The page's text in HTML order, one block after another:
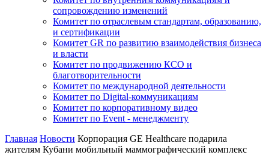
сопровождению изменений
Комитет по отраслевым стандартам, образованию,
и сертификации
Комитет GR по развитию взаимодействия бизнеса
и власти
Комитет по продвижению КСО и
благотворительности
Комитет по международной деятельности
Комитет по Digital-коммуникациям
Комитет по корпоративному видео
Комитет по Event - менеджменту
Главная Новости Корпорация GE Healthcare подарила
жителям Кубани мобильный маммографический комплекс